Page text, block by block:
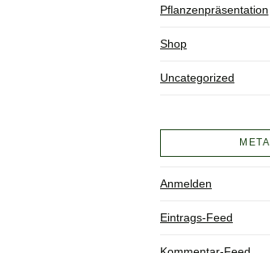
Pflanzenpräsentation
Shop
Uncategorized
META
Anmelden
Eintrags-Feed